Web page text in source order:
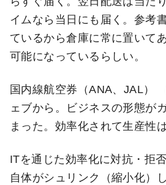
イムなら当日にも届く。参考
ているから倉庫に常に置いて
可能になっているらしい。
国内線航空券（ANA、JAL）
ェブから。ビジネスの形態が
まった。効率化されて生産性
ITを通じた効率化に対抗・拒
自体がシュリンク（縮小化）